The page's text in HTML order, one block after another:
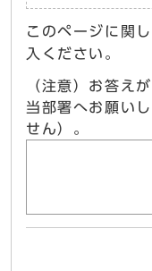
このページに関
入ください。
（注意）お答え
当部署へお願い
せん）。